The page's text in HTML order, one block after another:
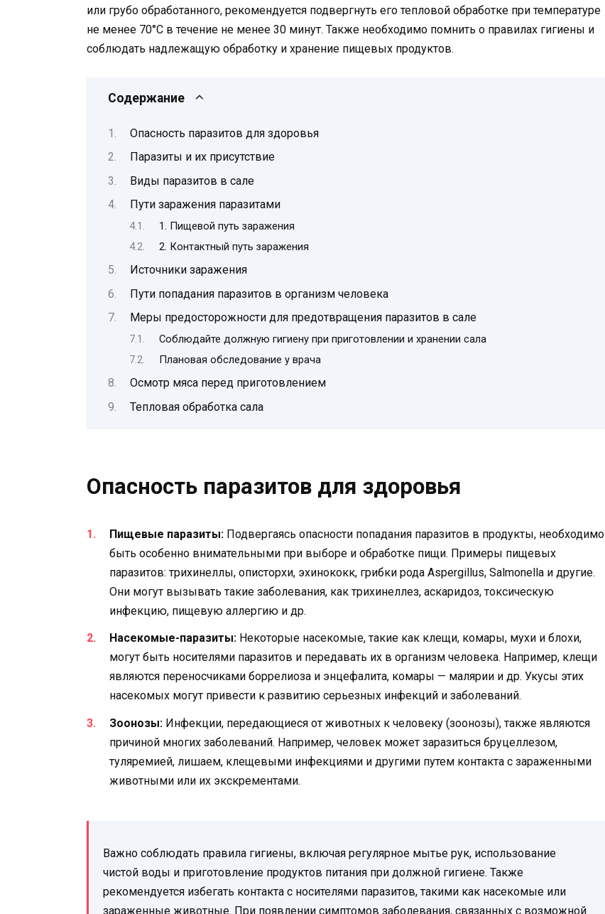
или грубо обработанного, рекомендуется подвергнуть его тепловой обработке при температуре
не менее 70°C в течение не менее 30 минут. Также необходимо помнить о правилах гигиены и
соблюдать надлежащую обработку и хранение пищевых продуктов.
Содержание
Опасность паразитов для здоровья
Паразиты и их присутствие
Виды паразитов в сале
Пути заражения паразитами
1. Пищевой путь заражения
2. Контактный путь заражения
Источники заражения
Пути попадания паразитов в организм человека
Меры предосторожности для предотвращения паразитов в сале
Соблюдайте должную гигиену при приготовлении и хранении сала
Плановая обследование у врача
Осмотр мяса перед приготовлением
Тепловая обработка сала
Опасность паразитов для здоровья
Пищевые паразиты: Подвергаясь опасности попадания паразитов в продукты, необходимо
быть особенно внимательными при выборе и обработке пищи. Примеры пищевых
паразитов: трихинеллы, описторхи, эхинококк, грибки рода Aspergillus, Salmonella и другие.
Они могут вызывать такие заболевания, как трихинеллез, аскаридоз, токсическую
инфекцию, пищевую аллергию и др.
Насекомые-паразиты: Некоторые насекомые, такие как клещи, комары, мухи и блохи,
могут быть носителями паразитов и передавать их в организм человека. Например, клещи
являются переносчиками боррелиоза и энцефалита, комары — малярии и др. Укусы этих
насекомых могут привести к развитию серьезных инфекций и заболеваний.
Зоонозы: Инфекции, передающиеся от животных к человеку (зоонозы), также являются
причиной многих заболеваний. Например, человек может заразиться бруцеллезом,
туляремией, лишаем, клещевыми инфекциями и другими путем контакта с зараженными
животными или их экскрементами.
Важно соблюдать правила гигиены, включая регулярное мытье рук, использование
чистой воды и приготовление продуктов питания при должной гигиене. Также
рекомендуется избегать контакта с носителями паразитов, такими как насекомые или
зараженные животные. При появлении симптомов заболевания, связанных с возможной